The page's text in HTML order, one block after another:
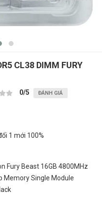
CL38 DIMM FURY
0/5 ĐÁNH GIÁ
1 mới 100%
Fury Beast 16GB 4800MHz
Memory Single Module